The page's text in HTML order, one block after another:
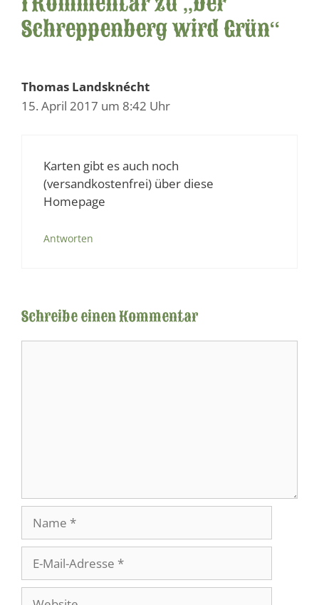
Schreppenberg wird Grün“
Thomas Landsknécht
15. April 2017 um 8:42 Uhr
Karten gibt es auch noch
(versandkostenfrei) über diese
Homepage
Antworten
Schreibe einen Kommentar
Mail-
Adresse
Website